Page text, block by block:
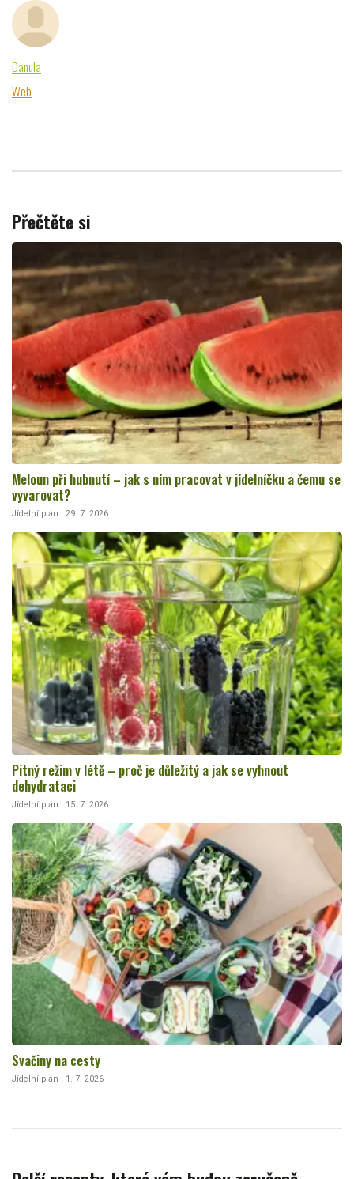
Danula
Web
Přečtěte si
Meloun při hubnutí – jak s ním pracovat v jídelníčku a čemu se
vyvarovat?
Jídelní plán · 29. 7. 2026
Pitný režim v létě – proč je důležitý a jak se vyhnout
dehydrataci
Jídelní plán · 15. 7. 2026
Svačiny na cesty
Jídelní plán · 1. 7. 2026